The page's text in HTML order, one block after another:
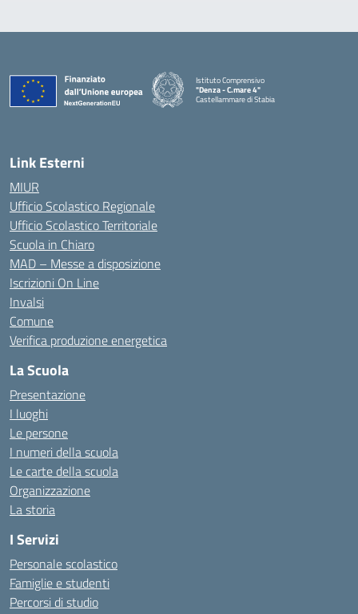
Istituto Comprensivo
"Denza - C.mare 4"
Castellammare di Stabia
Link Esterni
MIUR
Ufficio Scolastico Regionale
Ufficio Scolastico Territoriale
Scuola in Chiaro
MAD – Messe a disposizione
Iscrizioni On Line
Invalsi
Comune
Verifica produzione energetica
La Scuola
Presentazione
I luoghi
Le persone
I numeri della scuola
Le carte della scuola
Organizzazione
La storia
I Servizi
Personale scolastico
Famiglie e studenti
Percorsi di studio